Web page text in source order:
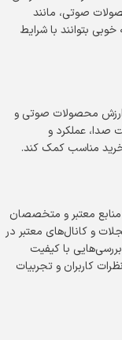
صوتی، مانند
بتوانند با شرایط
ارزش محصولات صوتی و
صدا، عملکرد و
خرید مناسب کمک کند.
معتبر و متخصصان
و کانال‌های معتبر در
با کیفیت
کاربران و تجربیات